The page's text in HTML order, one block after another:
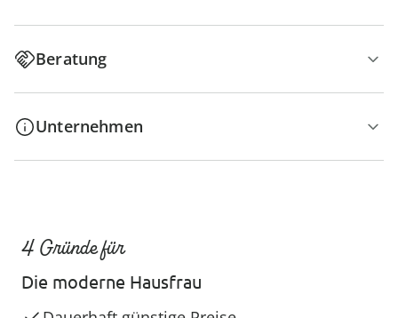
Beratung
Unternehmen
4 Gründe für
Die moderne Hausfrau